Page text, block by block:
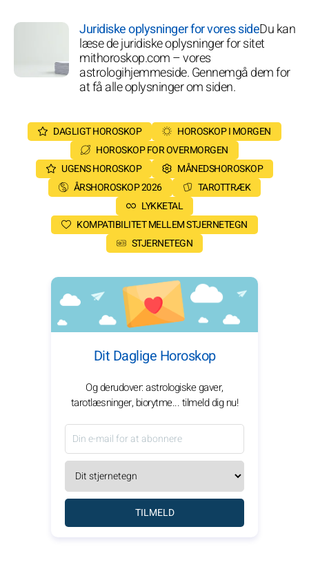
Juridiske oplysninger for vores sideDu kan
læse de juridiske oplysninger for sitet
mithoroskop.com – vores
astrologihjemmeside. Gennemgå dem for
at få alle oplysninger om siden.
DAGLIGT HOROSKOP
HOROSKOP I MORGEN
HOROSKOP FOR OVERMORGEN
UGENS HOROSKOP
MÅNEDSHOROSKOP
ÅRSHOROSKOP 2026
TAROTTRÆK
LYKKETAL
KOMPATIBILITET MELLEM STJERNETEGN
STJERNETEGN
Dit Daglige Horoskop
Og derudover: astrologiske gaver,
tarotlæsninger, biorytme... tilmeld dig nu!
TILMELD